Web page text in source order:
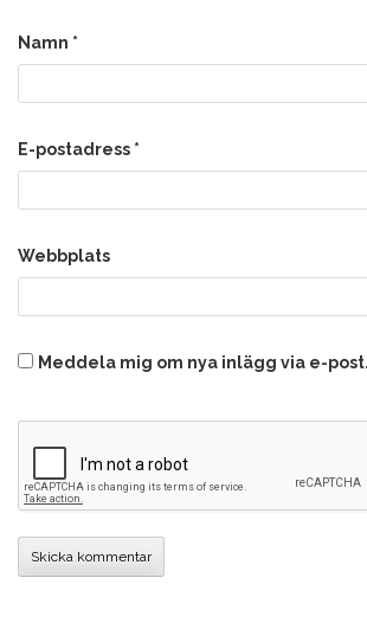
Namn *
E-postadress *
Webbplats
Meddela mig om nya inlägg via e-post.